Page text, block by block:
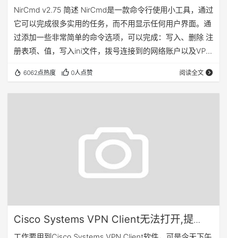
助
NirCmd v2.75 简述 NirCmd是一款命令行使用小工具，通过
它可以完成很多实用的任务，而不用显示任何用户界面。通
过添加一些非常简单的命令选项，可以完成：写入、删除 注
册表项、值，写入ini文件，拨号连接到的网络账户以及VPN
创建/修改日期，改变显示设置， 关闭显示器，弹出光驱，
以及更多…. 许可 这是一款免费软件。只要不从此中收取费
6062点热度 0人点赞 阅读全文
Cisco Systems VPN Client无法打开,提
示：Error 56: The Cisco Systems, Inc.